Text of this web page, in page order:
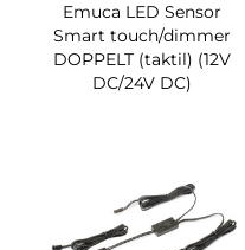
Emuca LED Sensor
Smart touch/dimmer
DOPPELT (taktil) (12V
DC/24V DC)